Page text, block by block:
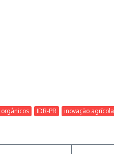
IDR-PR inovação agrícola